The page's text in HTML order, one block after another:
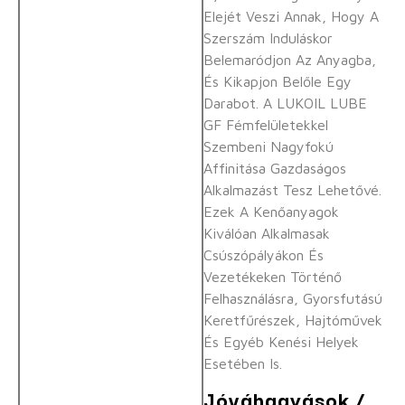
Elejét Veszi Annak, Hogy A
Szerszám Induláskor
Belemaródjon Az Anyagba,
És Kikapjon Belőle Egy
Darabot. A LUKOIL LUBE
GF Fémfelületekkel
Szembeni Nagyfokú
Affinitása Gazdaságos
Alkalmazást Tesz Lehetővé.
Ezek A Kenőanyagok
Kiválóan Alkalmasak
Csúszópályákon És
Vezetékeken Történő
Felhasználásra, Gyorsfutású
Keretfűrészek, Hajtóművek
És Egyéb Kenési Helyek
Esetében Is.